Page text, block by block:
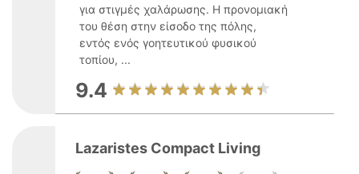
για στιγμές χαλάρωσης. Η προνομιακή
του θέση στην είσοδο της πόλης,
εντός ενός γοητευτικού φυσικού
τοπίου, ...
9.4
Lazaristes Compact Living